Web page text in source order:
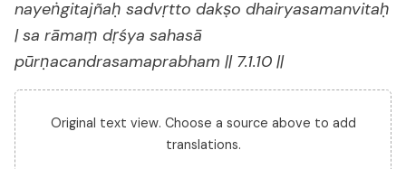
nayeṅgitajñaḥ sadvṛtto dakṣo dhairyasamanvitaḥ
| sa rāmaṃ dṛśya sahasā
pūrṇacandrasamaprabham || 7.1.10 ||
Original text view. Choose a source above to add
translations.